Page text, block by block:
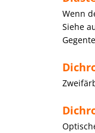
Wenn
Siehe